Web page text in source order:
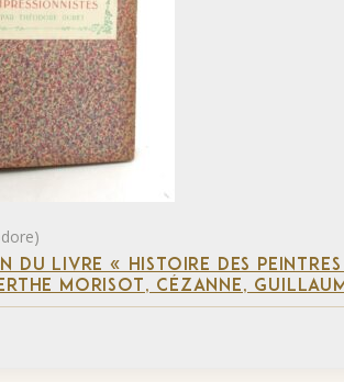
DU LIVRE « HISTOIRE DES
MORISOT, CÉZANNE,